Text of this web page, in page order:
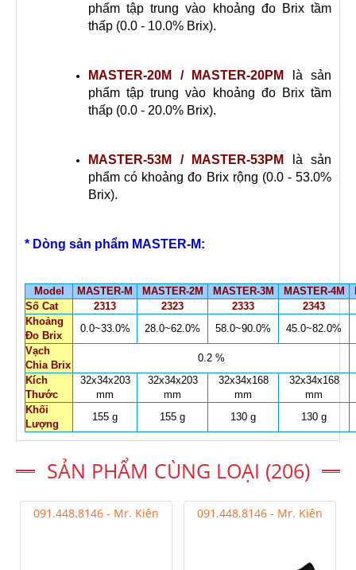
phẩm tập trung vào khoảng đo Brix tầm
thấp (0.0 - 10.0% Brix).
MASTER-20M / MASTER-20PM
là sản
phẩm tập trung vào khoảng đo Brix tầm
thấp (0.0 - 20.0% Brix).
MASTER-53M / MASTER-53PM
là sản
phẩm có khoảng đo Brix rộng (0.0 - 53.0%
Brix).
* Dòng sản phẩm MASTER-M:
Model MASTER-M MASTER-2M MASTER-3M MASTER-4M
Số Cat
2313 2323 2333
2343
Khoảng
Đo Brix
0.0~33.0% 28.0~62.0% 58.0~90.0%
45.0~82.0%
Vạch
Chia Brix
0.2 %
Kích
Thước
32x34x203
mm
32x34x203
mm
32x34x168
mm
32x34x168
mm
Khối
Lượng
155 g 155 g 130 g 130 g
SẢN PHẨM CÙNG LOẠI (206)
091.448.8146 - Mr. Kiên 091.448.8146 - Mr. Kiên